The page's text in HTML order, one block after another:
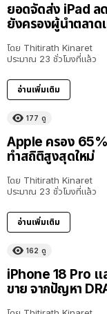
ยอดจัดส่ง iPad ล
ยังครองผู้นำตลาด
โดย Thitirath Kinaret
ประมาณ 23 ชั่วโมงที่แล้ว
อ่านเพิ่มเติม
177 ดู
Apple ครอง
ทำสถิติสูงสุดใหม่
โดย Thitirath Kinaret
ประมาณ 23 ชั่วโมงที่แล้ว
อ่านเพิ่มเติม
162 ดู
iPhone 18 Pro แ
ขาย จากปัญหา